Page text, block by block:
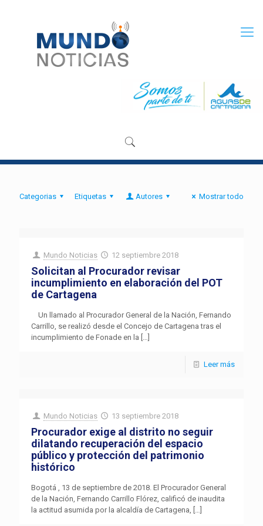
Categorias Etiquetas Autores Mostrar todo
Mundo Noticias 12 septiembre 2018
Solicitan al Procurador revisar
incumplimiento en elaboración del POT
de Cartagena
Un llamado al Procurador General de la Nación, Fernando
Carrillo, se realizó desde el Concejo de Cartagena tras el
incumplimiento de Fonade en la […]
Leer más
Mundo Noticias 13 septiembre 2018
Procurador exige al distrito no seguir
dilatando recuperación del espacio
público y protección del patrimonio
histórico
Bogotá , 13 de septiembre de 2018. El Procurador General
de la Nación, Fernando Carrillo Flórez, calificó de inaudita
la actitud asumida por la alcaldía de Cartagena, […]